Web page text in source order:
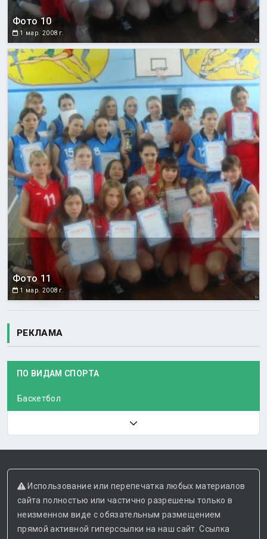
Фото 10
1 мар. 2008 г.
Фото 11
1 мар. 2008 г.
РЕКЛАМА
ПО ВИДАМ СПОРТА
Баскетбол
Использование или перепечатка любых материалов
сайта полностью или частично разрешены только в
неизменном виде с обязательным размещением
прямой активной гиперссылки на наш сайт. Ссылка